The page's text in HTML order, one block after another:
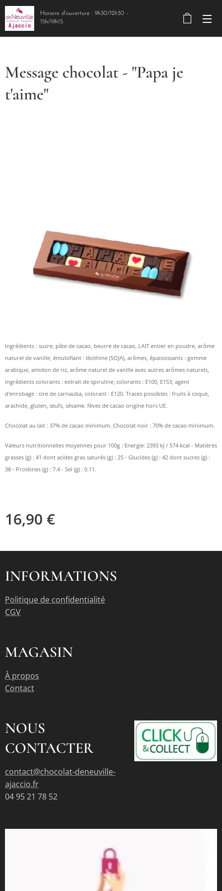
Horaire d'ouverture : 9h30/12h30 -
15h/19h15
Message chocolat - "Papa je
t'aime"
Ingrédients : sucre, pâte de cacao, beurre de cacao, LAIT entier en poudre, arôme
naturel de vanille, émulsifiant : lécithine (SOJA), arômes, épaississants : gomme
arabique, amidon de riz, arôme naturel de vanille avec autres arômes naturels,
ingrédients colorants : extrait de spiruline, colorants : E100, E153, agent
d'enrobage : cire de carnauba, colorant : E120. Traces possibles : fruits à coque,
arachide, gluten, œufs, sésame. fèves de cacao origine hors UE.
Chocolat au lait : 37% de cacao minimum. Chocolat noir : 70% de cacao minimum.
Valeurs nutritionnelles moyennes pour 100g : Energie: 2393 kJ / 574 kcal - Matières
grasses (g) : 41 dont acides gras saturés (g) : 25 - Glucides (g) : 42 dont sucres (g) :
38 - Protéines (g) : 7.4 - Sel (g) : 0.11.
16,90 €
INFORMATIONS
Politique de confidentialité
CGV
MAGASIN
À propos
Contact
NOUS
CONTACTER
contact@chocolat-deneuville-
ajaccio.fr
04 95 21 78 52